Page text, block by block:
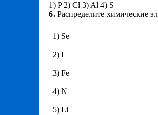
1) P 2) Cl 3) Al 4) S
6. Распределите химические
1) Se
2) I
3) Fe
4) N
5) Li